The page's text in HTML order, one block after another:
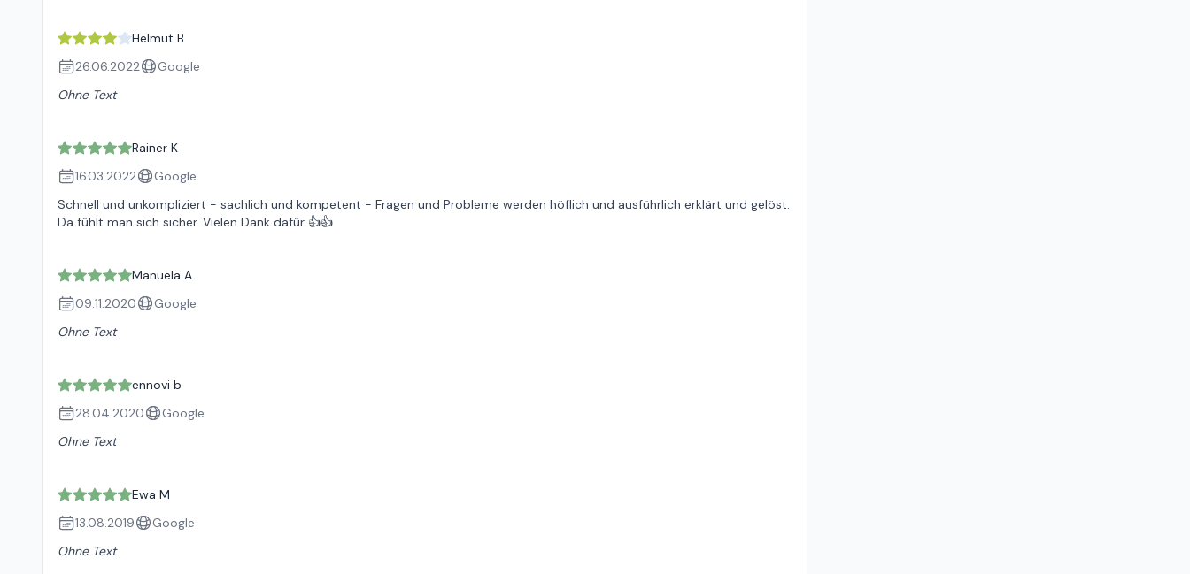
Helmut B
26.06.2022
Google
Ohne Text
Rainer K
16.03.2022
Google
Schnell und unkompliziert - sachlich und kompetent - Fragen und Probleme werden höflich und ausführlich erklärt und gelöst.
Da fühlt man sich sicher. Vielen Dank dafür 👍👍
Manuela A
09.11.2020
Google
Ohne Text
ennovi b
28.04.2020
Google
Ohne Text
Ewa M
13.08.2019
Google
Ohne Text